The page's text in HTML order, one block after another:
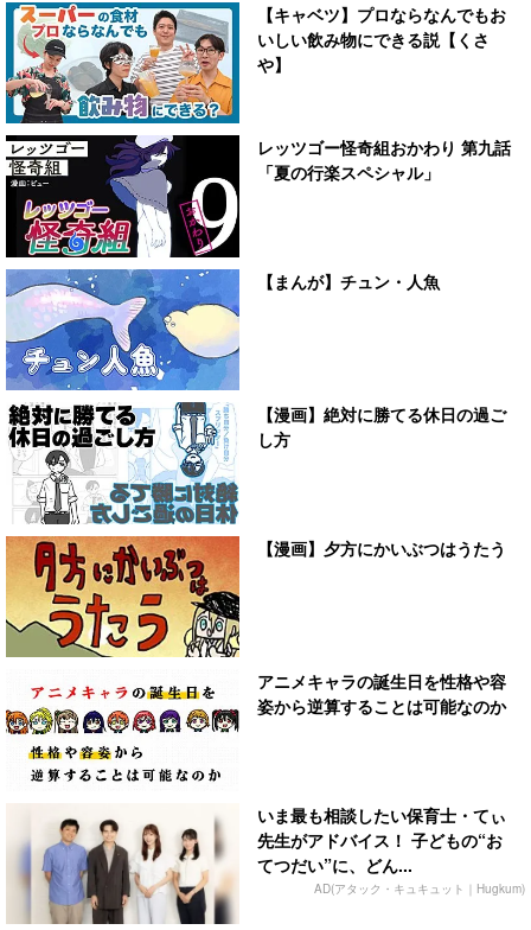
【キャベツ】プロならなんでもお
いしい飲み物にできる説【くさ
や】
レッツゴー怪奇組おかわり 第九話
「夏の行楽スペシャル」
【まんが】チュン・人魚
【漫画】絶対に勝てる休日の過ご
し方
【漫画】夕方にかいぶつはうたう
アニメキャラの誕生日を性格や容
姿から逆算することは可能なのか
いま最も相談したい保育士・てぃ
先生がアドバイス！ 子どもの“お
てつだい”に、どん...
AD(アタック・キュキュット｜Hugkum)